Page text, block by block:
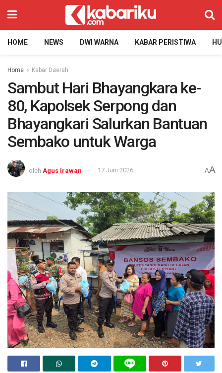
HOME NEWS DWI WARNA KABAR PERISTIWA
Home Kabar Daerah
Sambut Hari Bhayangkara ke-
80, Kapolsek Serpong dan
Bhayangkari Salurkan Bantuan
Sembako untuk Warga
oleh Agus Irawan 17 Juni 2026 AA